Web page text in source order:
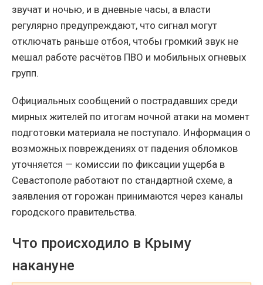
звучат и ночью, и в дневные часы, а власти
регулярно предупреждают, что сигнал могут
отключать раньше отбоя, чтобы громкий звук не
мешал работе расчётов ПВО и мобильных огневых
групп.
Официальных сообщений о пострадавших среди
мирных жителей по итогам ночной атаки на момент
подготовки материала не поступало. Информация о
возможных повреждениях от падения обломков
уточняется — комиссии по фиксации ущерба в
Севастополе работают по стандартной схеме, а
заявления от горожан принимаются через каналы
городского правительства.
Что происходило в Крыму
накануне